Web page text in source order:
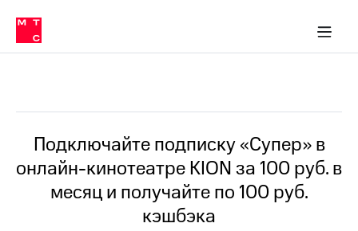
связь
и подписки
Интернет-магазин
30% на связь
кабинеты
Мобильная
и
Спутниковое
ТВ
МТС
в МТС
Услуги
Роуминг
Подключайте подписку «Супер» в
онлайн-кинотеатре KION за 100 руб. в
месяц и получайте по 100 руб.
кэшбэка